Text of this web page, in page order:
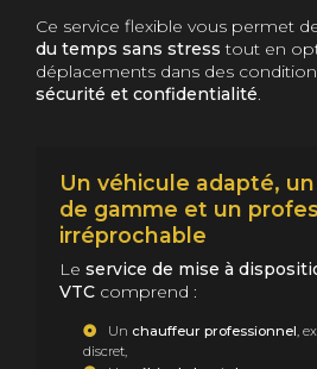
Ce service flexible vous permet
du temps sans stress tout en
déplacements dans des
sécurité et confidentialité.
Un véhicule adapté,
de gamme et un
irréprochable
Le service de mise à
VTC comprend :
Un chauffeur professionnel,
discret,